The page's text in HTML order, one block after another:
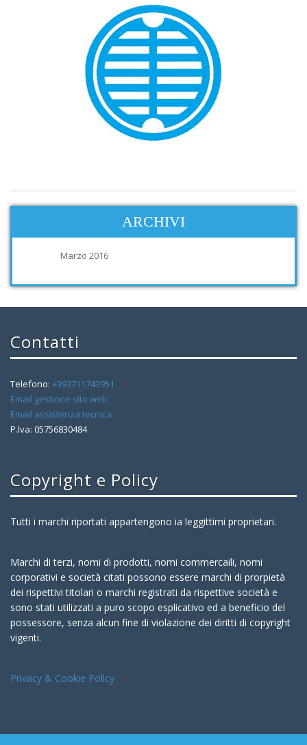
ARCHIVI
Marzo 2016
Contatti
Telefono: +393711743951
Email gestione sito web
Email assistenza tecnica
P.Iva: 05756830484
Copyright e Policy
Tutti i marchi riportati appartengono ia leggittimi proprietari.
Marchi di terzi, nomi di prodotti, nomi commercaili, nomi
corporativi e società citati possono essere marchi di prorpietà
dei rispettivi titolari o marchi registrati da rispettive società e
sono stati utilizzati a puro scopo esplicativo ed a beneficio del
possessore, senza alcun fine di violazione dei diritti di copyright
vigenti.
Privacy & Cookie Policy